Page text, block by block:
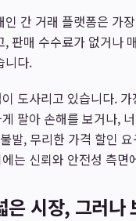
간 거래 플랫폼은 가
판매 수수료가 없거나
니다.
도사리고 있습니다.
팔아 손해를 보거나,
발, 무리한 가격 할인
는 신뢰와 안전성 측면
시장, 그러나